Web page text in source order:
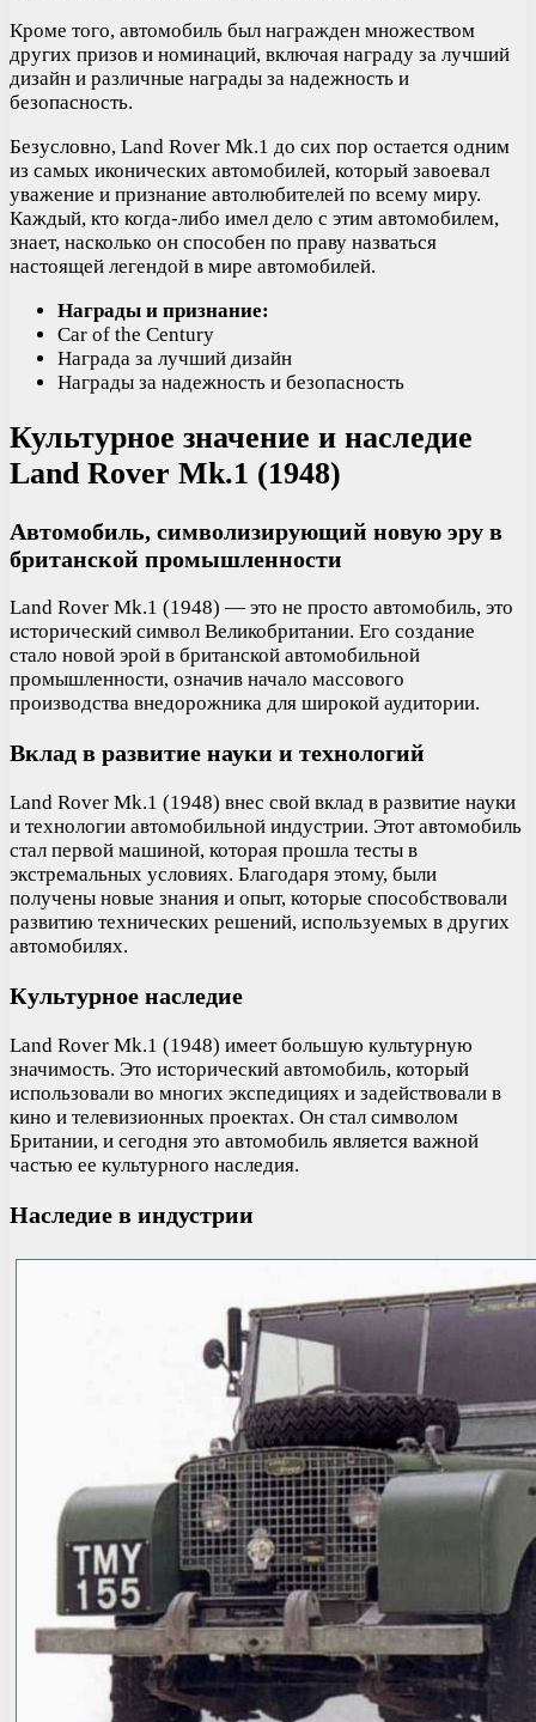
Кроме того, автомобиль был награжден множеством
других призов и номинаций, включая награду за лучший
дизайн и различные награды за надежность и
безопасность.
Безусловно, Land Rover Mk.1 до сих пор остается одним
из самых иконических автомобилей, который завоевал
уважение и признание автолюбителей по всему миру.
Каждый, кто когда-либо имел дело с этим автомобилем,
знает, насколько он способен по праву назваться
настоящей легендой в мире автомобилей.
Награды и признание:
Car of the Century
Награда за лучший дизайн
Награды за надежность и безопасность
Культурное значение и наследие
Land Rover Mk.1 (1948)
Автомобиль, символизирующий новую эру в
британской промышленности
Land Rover Mk.1 (1948) — это не просто автомобиль, это
исторический символ Великобритании. Его создание
стало новой эрой в британской автомобильной
промышленности, означив начало массового
производства внедорожника для широкой аудитории.
Вклад в развитие науки и технологий
Land Rover Mk.1 (1948) внес свой вклад в развитие науки
и технологии автомобильной индустрии. Этот автомобиль
стал первой машиной, которая прошла тесты в
экстремальных условиях. Благодаря этому, были
получены новые знания и опыт, которые способствовали
развитию технических решений, используемых в других
автомобилях.
Культурное наследие
Land Rover Mk.1 (1948) имеет большую культурную
значимость. Это исторический автомобиль, который
использовали во многих экспедициях и задействовали в
кино и телевизионных проектах. Он стал символом
Британии, и сегодня это автомобиль является важной
частью ее культурного наследия.
Наследие в индустрии